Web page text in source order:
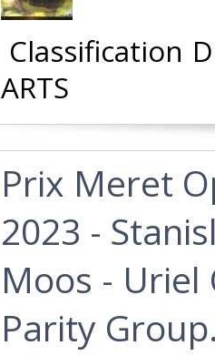
Classification
ARTS‎
‎Prix Meret
2023 -
Moos - Uriel
Parity